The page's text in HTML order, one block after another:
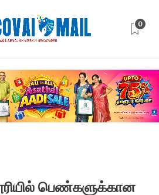
0
பெண்களுக்கான